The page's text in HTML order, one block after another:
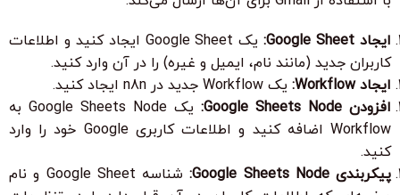
ایجاد Google Sheet:
یک Google Sheet ایجاد کنید و اطلاعات
کاربران جدید (مانند نام، ایمیل و غیره) را در آن وارد کنید.
ایجاد Workflow:
یک Workflow جدید در n8n ایجاد کنید.
افزودن Google Sheets Node:
یک Google Sheets Node به
Workflow اضافه کنید و اطلاعات کاربری Google خود را وارد
کنید.
پیکربندی Google Sheets Node:
شناسه Google Sheet و نام